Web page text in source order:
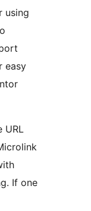
using
easy
URL
If one